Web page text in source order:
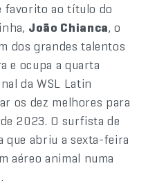
favorito ao título do
João Chianca, o
dos grandes talentos
e ocupa a quarta
da WSL Latin
os dez melhores para
2023. O surfista de
que abriu a sexta-feira
aéreo animal numa